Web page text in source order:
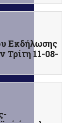
Εκδήλωσης
Τρίτη 11-08-